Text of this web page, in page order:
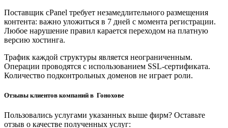
Поставщик cPanel требует незамедлительного размещения
контента: важно уложиться в 7 дней с момента регистрации.
Любое нарушение правил карается переходом на платную
версию хостинга.
Трафик каждой структуры является неограниченным.
Операции проводятся с использованием SSL-сертификата.
Количество подконтрольных доменов не играет роли.
Отзывы клиентов компаний в Гонохове
Пользовались услугами указанных выше фирм? Оставьте
отзыв о качестве полученных услуг: